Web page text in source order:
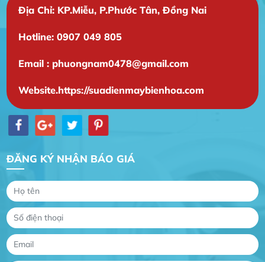
Địa Chỉ: KP.Miễu, P.Phước Tân, Đồng Nai
Hotline: 0907 049 805
Email : phuongnam0478@gmail.com
Website.https://suadienmaybienhoa.com
ĐĂNG KÝ NHẬN BÁO GIÁ
Gia Đình lắp máy nóng lạnh
website
Dự án nhà phố đẹp lên nhờ đội thợ điện từ dịch